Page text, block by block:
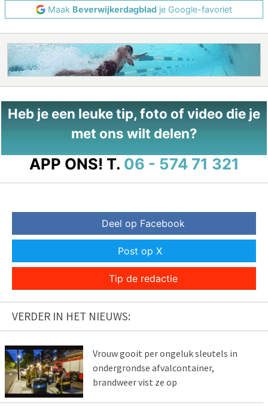
Maak Beverwijkerdagblad je Google-favoriet
Heb je een leuke tip, foto of video die je
met ons wilt delen?
APP ONS! T. 06 - 574 71 321
Deel op Facebook
Post op X
Tip de redactie
VERDER IN HET NIEUWS:
Vrouw gooit per ongeluk sleutels in
ondergrondse afvalcontainer,
brandweer vist ze op